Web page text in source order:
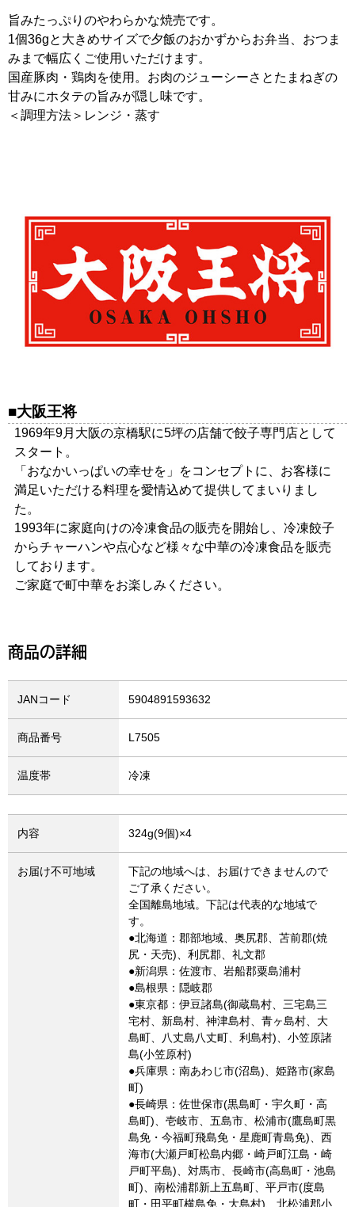
旨みたっぷりのやわらかな焼売です。
1個36gと大きめサイズで夕飯のおかずからお弁当、おつま
みまで幅広くご使用いただけます。
国産豚肉・鶏肉を使用。お肉のジューシーさとたまねぎの
甘みにホタテの旨みが隠し味です。
＜調理方法＞レンジ・蒸す
大阪王将
1969年9月大阪の京橋駅に5坪の店舗で餃子専門店として
スタート。
「おなかいっぱいの幸せを」をコンセプトに、お客様に
満足いただける料理を愛情込めて提供してまいりまし
た。
1993年に家庭向けの冷凍食品の販売を開始し、冷凍餃子
からチャーハンや点心など様々な中華の冷凍食品を販売
しております。
ご家庭で町中華をお楽しみください。
商品の詳細
JANコード 5904891593632
商品番号 L7505
温度帯 冷凍
内容 324g(9個)×4
お届け不可地域
下記の地域へは、お届けできませんので
ご了承ください。
全国離島地域。下記は代表的な地域で
す。
●北海道：郡部地域、奥尻郡、苫前郡(焼
尻・天売)、利尻郡、礼文郡
●新潟県：佐渡市、岩船郡粟島浦村
●島根県：隠岐郡
●東京都：伊豆諸島(御蔵島村、三宅島三
宅村、新島村、神津島村、青ヶ島村、大
島町、八丈島八丈町、利島村)、小笠原諸
島(小笠原村)
●兵庫県：南あわじ市(沼島)、姫路市(家島
町)
●長崎県：佐世保市(黒島町・宇久町・高
島町)、壱岐市、五島市、松浦市(鷹島町黒
島免・今福町飛島免・星鹿町青島免)、西
海市(大瀬戸町松島内郷・崎戸町江島・崎
戸町平島)、対馬市、長崎市(高島町・池島
町)、南松浦郡新上五島町、平戸市(度島
町・田平町横島免・大島村)、北松浦郡小